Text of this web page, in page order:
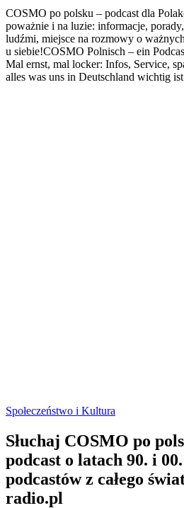
COSMO po polsku – podcast dla
poważnie i na luzie: informacje,
ludźmi, miejsce na rozmowy o
u siebie!COSMO Polnisch – ein
Mal ernst, mal locker: Infos, Service,
alles was uns in Deutschland wichtig
Społeczeństwo i Kultura
Słuchaj COSMO po
podcast o latach 90. i
podcastów z całego
radio.pl